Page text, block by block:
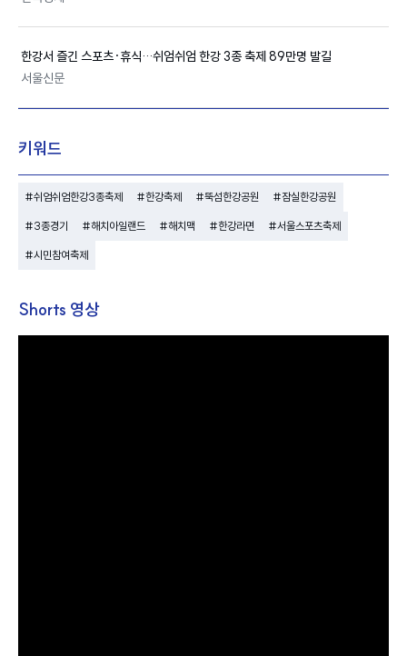
한강서 즐긴 스포츠·휴식…쉬엄쉬엄 한강 3종 축제89만명 발길
서울신문
키워드
#쉬엄쉬엄한강3종축제 #한강축제 #뚝섬한강공원 #잠실한강공원
#3종경기 #해치아일랜드 #해치맥 #한강라면 #서울스포츠축제
#시민참여축제
Shorts 영상